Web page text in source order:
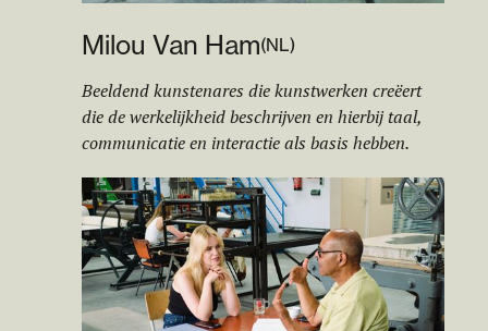
Milou Van Ham(NL)
Beeldend kunstenares die kunstwerken creëert
die de werkelijkheid beschrijven en hierbij taal,
communicatie en interactie als basis hebben.